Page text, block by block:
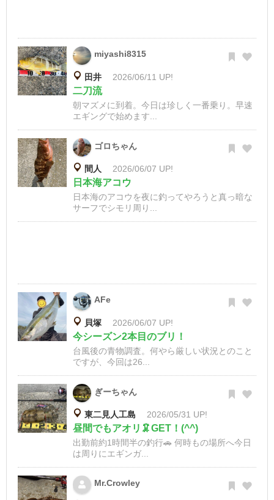
miyashi8315
田井 2026/06/11 UP!
二刀流
朝マズメに到着。今日は珍しく一番乗り。早速
エギングで始めます...
ゴロちゃん
間人 2026/06/07 UP!
日本海アコウ
日本海のアコウを夜に釣ってやろうと真っ暗な
サーフでシモリ周り...
AFe
貝塚 2026/06/07 UP!
今シーズン2本目のブリ！
台風後の青物調査。何やら厳しい状況とのこと
ですが、今回は26...
ぎーちゃん
東二見人工島 2026/05/31 UP!
昼間でもアオリ🦑GET！(^^)
出勤前約1時間半の釣行🚗 何時もの場所へ今日
は周りにエギンガ...
Mr.Crowley